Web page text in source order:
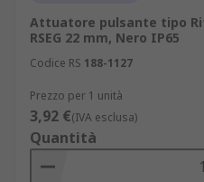
Attuatore pulsante tipo
RSEG 22 mm, Nero IP65
Codice RS 188-1127
Prezzo per 1 unità
3,92 €(IVA esclusa)
Quantità